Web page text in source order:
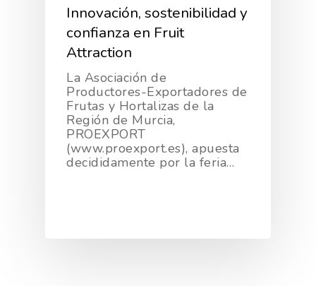
Innovación, sostenibilidad y
confianza en Fruit
Attraction
La Asociación de
Productores-Exportadores de
Frutas y Hortalizas de la
Región de Murcia,
PROEXPORT
(www.proexport.es), apuesta
decididamente por la feria…